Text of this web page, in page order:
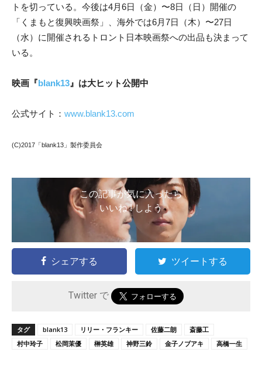
トを切っている。今後は4月6日（金）〜8日（日）開催の
「くまもと復興映画祭」、海外では6月7日（木）〜27日
（水）に開催されるトロント日本映画祭への出品も決まって
いる。
映画『blank13 』は大ヒット公開中
公式サイト： www.blank13.com
(C)2017「blank13」製作委員会
この記事が気に入ったら
いいね ! しよう
シェアする ツイートする
Twitter で
タグ blank13 リリー・フランキー 佐藤二朗
斎藤工
村中玲子
松岡茉優 榊英雄 神野三鈴 金子ノブアキ 高橋一生